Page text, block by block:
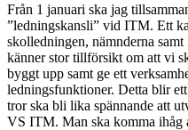
Från 1 januari ska jag
”ledningskansli” vid ITM. Ett
skolledningen, nämnderna
känner stor tillförsikt om att vi
byggt upp samt ge ett
ledningsfunktioner. Detta blir
tror ska bli lika spännande att
VS ITM. Man ska komma ihåg